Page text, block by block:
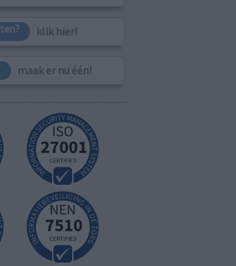
klik hier!
maak er nu één!